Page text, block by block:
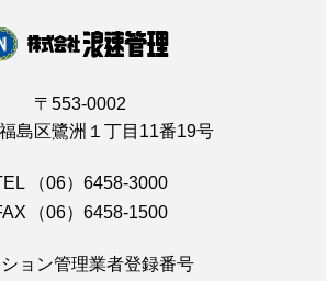
〒553-0002
島区鷺洲１丁目11番19号
（06）6458-3000
（06）6458-1500
ョン管理業者登録番号